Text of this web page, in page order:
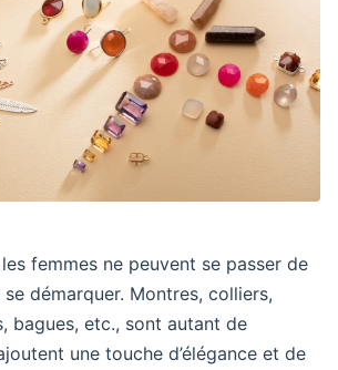
femmes ne peuvent se passer de
démarquer. Montres, colliers,
bagues, etc., sont autant de
une touche d’élégance et de